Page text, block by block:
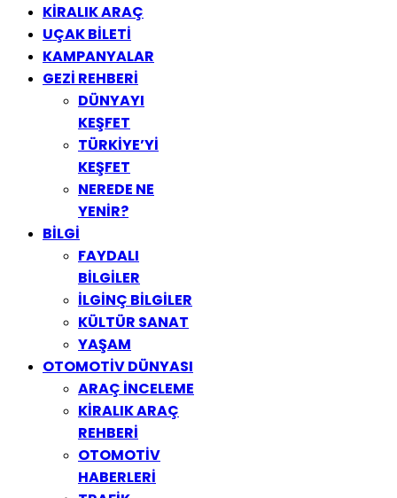
KİRALIK ARAÇ
UÇAK BİLETİ
KAMPANYALAR
GEZİ REHBERİ
DÜNYAYI
KEŞFET
TÜRKİYE’Yİ
KEŞFET
NEREDE NE
YENİR?
BİLGİ
FAYDALI
BİLGİLER
İLGİNÇ BİLGİLER
KÜLTÜR SANAT
YAŞAM
OTOMOTİV DÜNYASI
ARAÇ İNCELEME
KİRALIK ARAÇ
REHBERİ
OTOMOTİV
HABERLERİ